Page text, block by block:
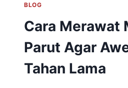
BLOG
Cara Merawat
Parut Agar
Tahan Lama